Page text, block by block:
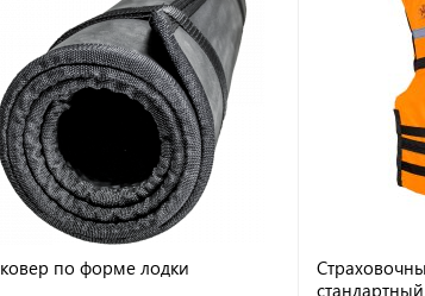
по форме лодки
стандартный